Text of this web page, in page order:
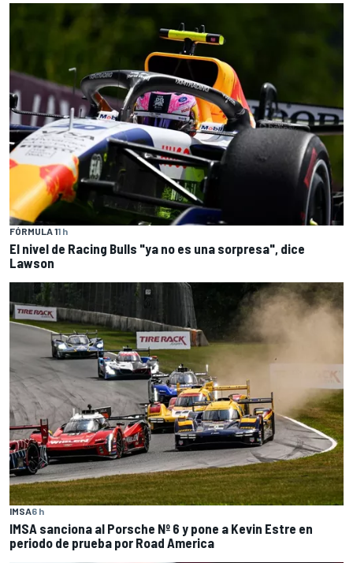
FÓRMULA 11 h
El nivel de Racing Bulls "ya no es una sorpresa", dice
Lawson
IMSA6 h
IMSA sanciona al Porsche Nº 6 y pone a Kevin Estre en
periodo de prueba por Road America